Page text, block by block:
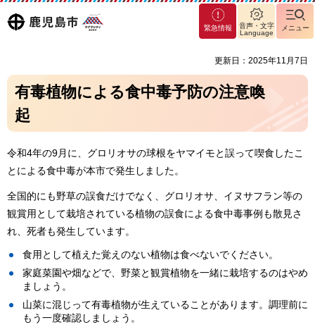
鹿児島
マグ
マシ
緊急情報
音声・文字
Language
メニュー
更新日：2025年11月7日
有毒植物による食中毒予防の注意喚
起
令和4年の9月に、グロリオサの球根をヤマイモと誤って喫食したこ
とによる食中毒が本市で発生しました。
全国的にも野草の誤食だけでなく、グロリオサ、イヌサフラン等の
観賞用として栽培されている植物の誤食による食中毒事例も散見さ
れ、死者も発生しています。
食用として植えた覚えのない植物は食べないでください。
家庭菜園や畑などで、野菜と観賞植物を一緒に栽培するのはやめ
ましょう。
山菜に混じって有毒植物が生えていることがあります。調理前に
もう一度確認しましょう。